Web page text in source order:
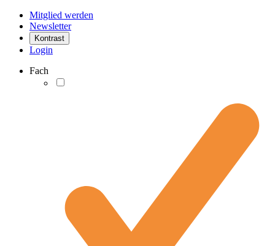
Mitglied werden
Newsletter
Kontrast
Login
Fach